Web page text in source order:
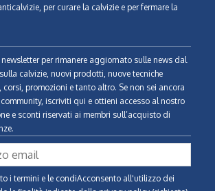
per curare la calvizie e per fermare la
per rimanere aggiornato sulle news dal
calvizie, nuovi prodotti, nuove tecniche
corsi, promozioni e tanto altro. Se non sei ancora
iscriviti qui e ottieni accesso al nostro
e sconti riservati ai membri sull’acquisto di
i termini e le condiAcconsento all'utilizzo dei